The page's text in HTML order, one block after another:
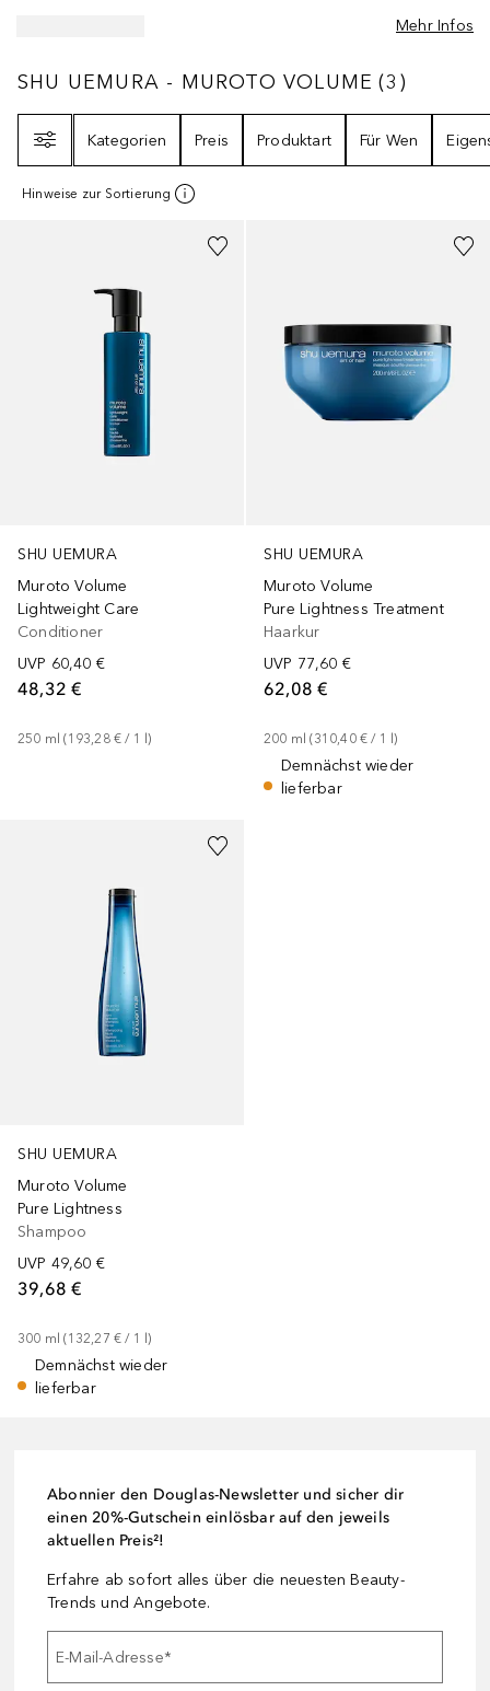
Mehr Infos
SHU UEMURA - MUROTO VOLUME 3
SHU UEMURA - MUROTO VOLUME (3 )
Kategorien
Preis Produktart Für Wen
Hinweise zur Sortierung
SHU UEMURA
Muroto Volume
Lightweight Care
Conditioner
UVP 60,40 €
48,32 €
250 ml (193,28 € / 1 l)
SHU UEMURA
Muroto Volume
Pure Lightness Treatment
Haarkur
UVP 77,60 €
62,08 €
200 ml (310,40 € / 1 l)
Demnächst wieder
lieferbar
SHU UEMURA
Muroto Volume
Pure Lightness
Shampoo
UVP 49,60 €
39,68 €
300 ml (132,27 € / 1 l)
Demnächst wieder
lieferbar
Abonnier den Douglas-Newsletter und sicher dir
einen 20%-Gutschein einlösbar auf den jeweils
aktuellen Preis²!
Erfahre ab sofort alles über die neuesten Beauty-
Trends und Angebote.
E-Mail-Adresse*